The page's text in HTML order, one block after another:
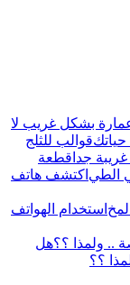
بشكل غريب لا
قوالب للثلج
قطعة
اكتشف هاتف
استخدام الهواتف
هل
؟؟